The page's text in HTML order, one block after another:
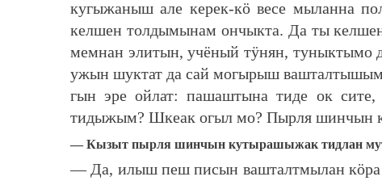
кугыжаныш але керек-кӧ весе мыланна
келшен толдымынам ончыкта. Да ты
мемнан элитын, учёный тӱнян,
ужын шуктат да сай могырыш
гын эре ойлат: пашаштына тиде ок
тидыжым? Шкеак огыл мо? Пырля
— Кызыт пырля шинчын кутырашыжак тидлан
— Да, илыш пеш писын вашталтмылан